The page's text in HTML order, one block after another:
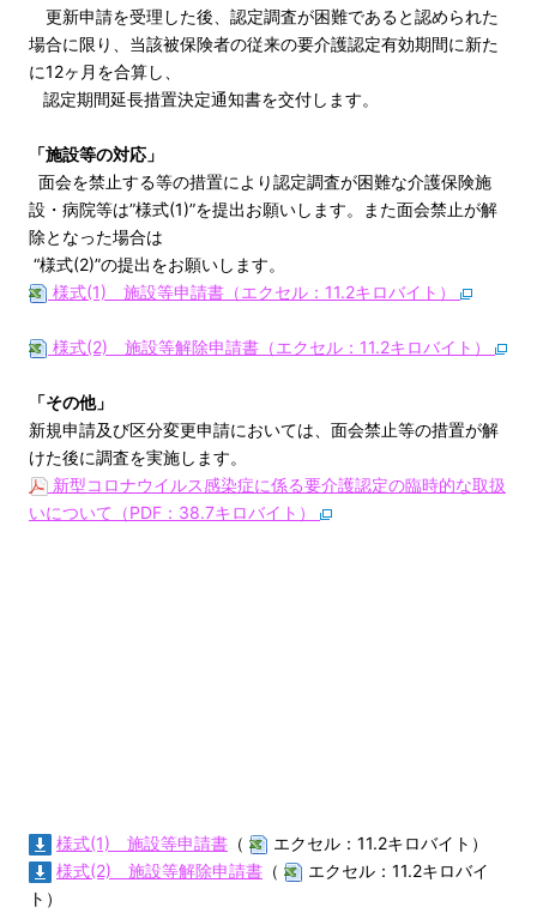
更新申請を受理した後、認定調査が困難であると認められた
場合に限り、当該被保険者の従来の要介護認定有効期間に新た
に12ヶ月を合算し、
認定期間延長措置決定通知書を交付します。
「施設等の対応」
面会を禁止する等の措置により認定調査が困難な介護保険施
設・病院等は”様式(1)”を提出お願いします。また面会禁止が解
除となった場合は
“様式(2)”の提出をお願いします。
様式(1) 施設等申請書（エクセル：11.2キロバイト）
様式(2) 施設等解除申請書（エクセル：11.2キロバイト）
「その他」
新規申請及び区分変更申請においては、面会禁止等の措置が解
けた後に調査を実施します。
新型コロナウイルス感染症に係る要介護認定の臨時的な取扱
いについて（PDF：38.7キロバイト）
様式(1) 施設等申請書 （
エクセル：11.2キロバイト）
様式(2) 施設等解除申請書 （
エクセル：11.2キロバイ
ト）